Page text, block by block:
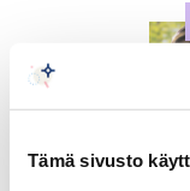
Tämä sivusto